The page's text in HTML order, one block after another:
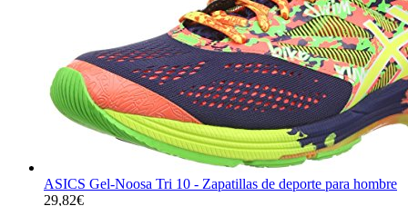
ASICS Gel-Noosa Tri 10 - Zapatillas de deporte para hombre
29,82€